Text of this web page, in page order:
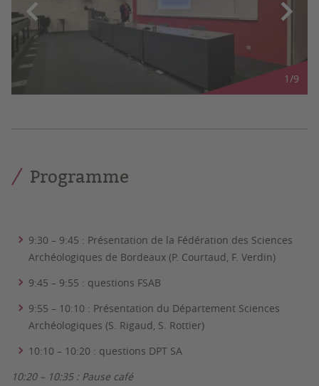
1/9
Programme
9:30 – 9:45 : Présentation de la Fédération des Sciences
Archéologiques de Bordeaux (P. Courtaud, F. Verdin)
9:45 – 9:55 : questions FSAB
9:55 – 10:10 : Présentation du Département Sciences
Archéologiques (S. Rigaud, S. Rottier)
10:10 – 10:20 : questions DPT SA
10:20 – 10:35 : Pause café